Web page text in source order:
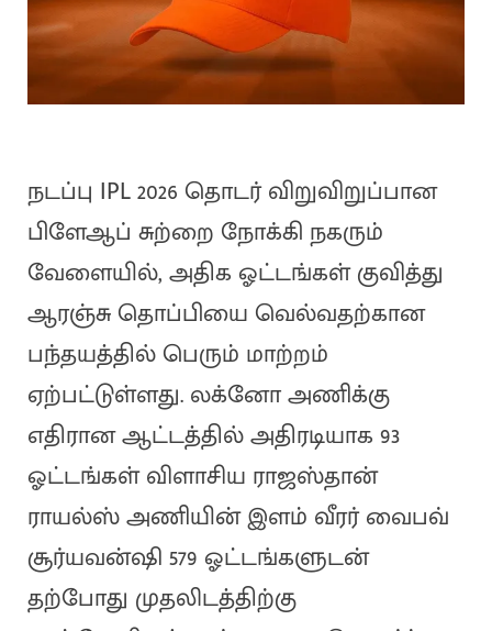
நடப்பு IPL 2026 தொடர் விறுவிறுப்பான
பிளேஆப் சுற்றை நோக்கி நகரும்
வேளையில், அதிக ஓட்டங்கள் குவித்து
ஆரஞ்சு தொப்பியை வெல்வதற்கான
பந்தயத்தில் பெரும் மாற்றம்
ஏற்பட்டுள்ளது. லக்னோ அணிக்கு
எதிரான ஆட்டத்தில் அதிரடியாக 93
ஓட்டங்கள் விளாசிய ராஜஸ்தான்
ராயல்ஸ் அணியின் இளம் வீரர் வைபவ்
சூர்யவன்ஷி 579 ஓட்டங்களுடன்
தற்போது முதலிடத்திற்கு